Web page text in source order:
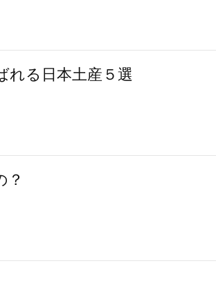
れる日本土産５選
？